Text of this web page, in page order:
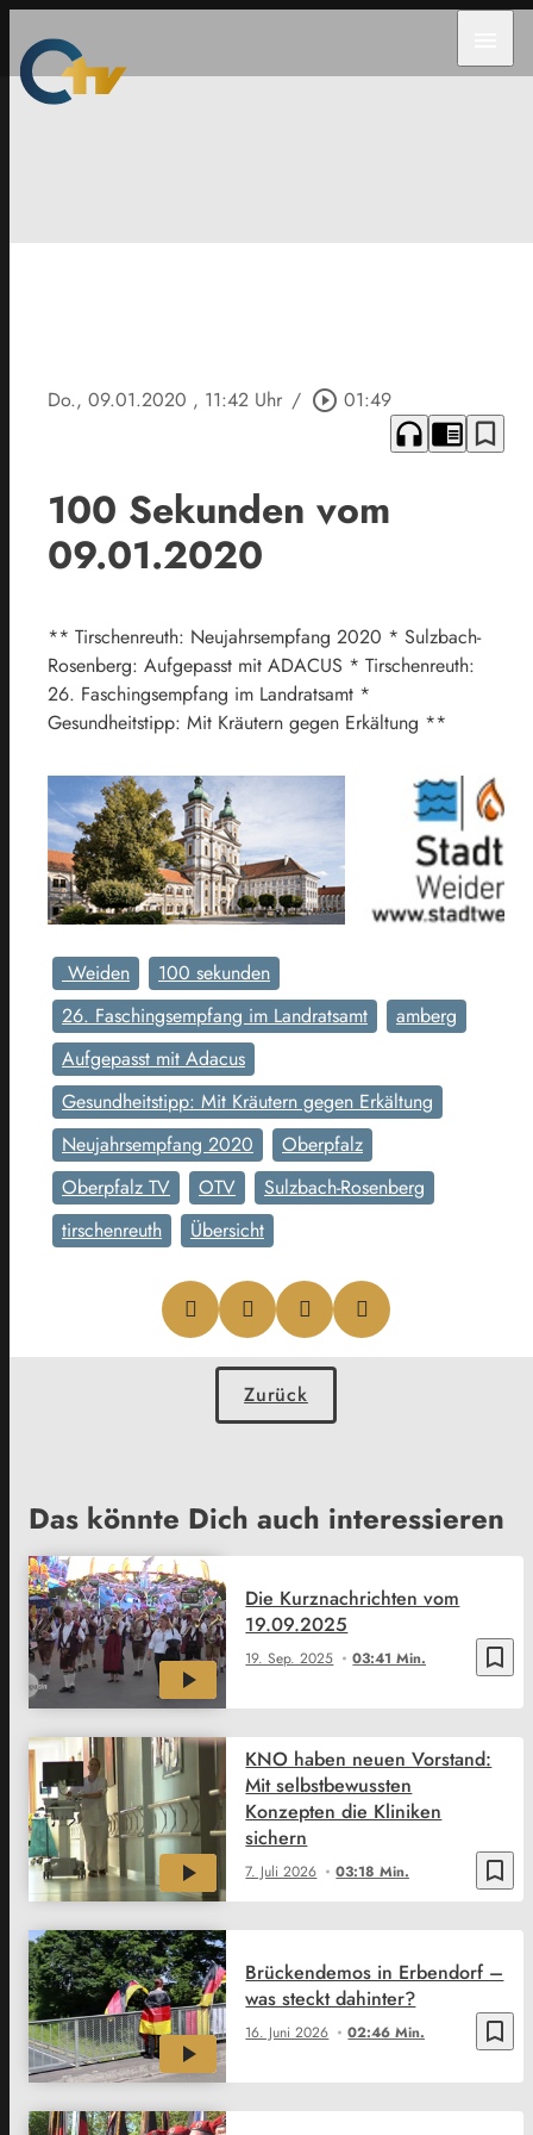
Do., 09.01.2020 , 11:42 Uhr / play_circle_outline 01:49
headphones chrome_reader_mode bookmark_border
100 Sekunden vom
09.01.2020
** Tirschenreuth: Neujahrsempfang 2020 * Sulzbach-
Rosenberg: Aufgepasst mit ADACUS * Tirschenreuth:
26. Faschingsempfang im Landratsamt *
Gesundheitstipp: Mit Kräutern gegen Erkältung **
Weiden
100 sekunden
26. Faschingsempfang im Landratsamt
amberg
Aufgepasst mit Adacus
Gesundheitstipp: Mit Kräutern gegen Erkältung
Neujahrsempfang 2020
Oberpfalz
Oberpfalz TV
OTV
Sulzbach-Rosenberg
tirschenreuth
Übersicht
Zurück
Das könnte Dich auch interessieren
bookmark_border
19. Sep. 2025 03:41 Min.
Die Kurznachrichten vom
19.09.2025
bookmark_border
7. Juli 2026 03:18 Min.
KNO haben neuen Vorstand:
Mit selbstbewussten
Konzepten die Kliniken
sichern
bookmark_border
16. Juni 2026 02:46 Min.
Brückendemos in Erbendorf –
was steckt dahinter?